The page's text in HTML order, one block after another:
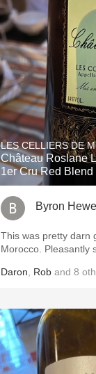
LES CELLIERS DE
Château Roslane
1er Cru Red Blend
Byron
This was pretty darn
Morocco. Pleasantly
Daron Rob and 8